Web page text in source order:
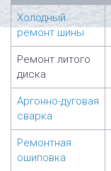
Холодный
ремонт шины
Ремонт литого
диска
Аргонно-дуговая
сварка
Ремонтная
ошиповка